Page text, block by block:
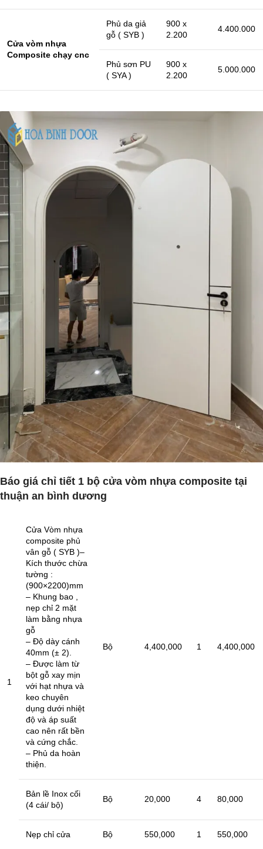
Cửa vòm nhựa
Composite chạy cnc
Phủ da giả
gỗ ( SYB )
900 x
2.200
4.400.000
Phủ sơn PU
( SYA )
900 x
2.200
5.000.000
Báo giá chỉ tiết 1 bộ cửa vòm nhựa composite tại
thuận an bình dương
1
Cửa Vòm nhựa
composite phủ
vân gỗ ( SYB )–
Kích thước chừa
tường :
(900×2200)mm
– Khung bao ,
nẹp chỉ 2 mặt
làm bằng nhựa
gỗ
– Độ dày cánh
40mm (± 2).
– Được làm từ
bột gỗ xay mịn
với hạt nhựa và
keo chuyên
dụng dưới nhiệt
độ và áp suất
cao nên rất bền
và cứng chắc.
– Phủ da hoàn
thiện.
Bộ 4,400,000 1 4,400,000
Bản lề Inox cối
(4 cái/ bộ)
Bộ 20,000 4 80,000
Nẹp chỉ cửa Bộ 550,000 1 550,000